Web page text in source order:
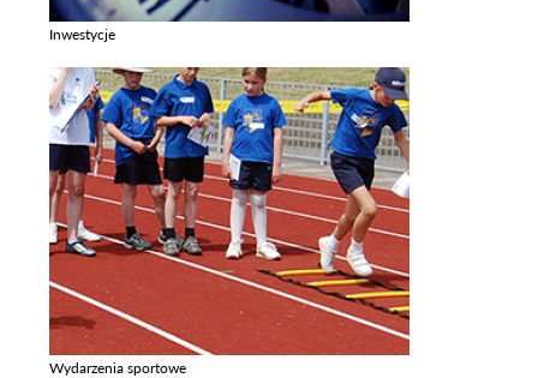
Inwestycje
Wydarzenia sportowe